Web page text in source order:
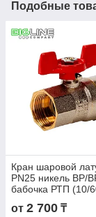
Подобные
Кран шаровой
PN25 никель ВР/
бабочка РТП (10/
от 2 700 ₸